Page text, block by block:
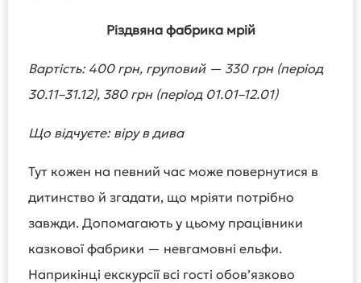
Різдвяна фабрика мрій
Вартість: 400 грн, груповий — 330 грн (період
30.11–31.12), 380 грн (період 01.01–12.01)
Що відчуєте: віру в дива
Тут кожен на певний час може повернутися в
дитинство й згадати, що мріяти потрібно
завжди. Допомагають у цьому працівники
казкової фабрики — невгамовні ельфи.
Наприкінці екскурсії всі гості обовʼязково